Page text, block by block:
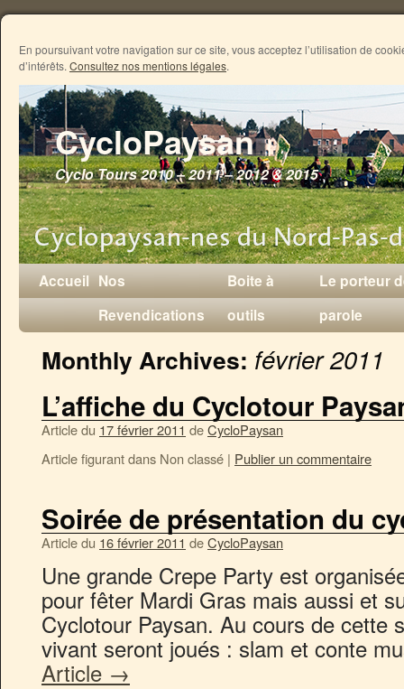
En poursuivant votre navigation sur ce site, vous acceptez l’utilisation de
d’intérêts. Consultez nos mentions légales.
CycloPaysan
Cyclo Tours 2010 – 2011 – 2012 & 2015
Accueil Nos
Revendications
Boite à
outils
Le porteur
parole
Monthly Archives: février 2011
L’affiche du Cyclotour
Article du 17 février 2011 deCycloPaysan
Article figurant dans Non classé | Publier un commentaire
Soirée de présentation du
Article du 16 février 2011 deCycloPaysan
Une grande Crepe Party est
pour fêter Mardi Gras mais aussi et
Cyclotour Paysan. Au cours de cette
vivant seront joués : slam et conte
Article →